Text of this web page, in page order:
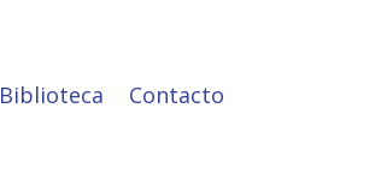
Biblioteca Contacto